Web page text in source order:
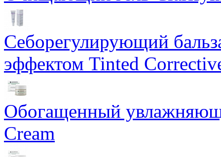
Себорегулирующий
эффектом Tinted
Обогащенный
Cream